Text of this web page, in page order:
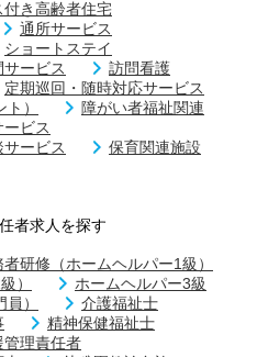
付き高齢者住宅
通所サービス
ショートステイ
サービス
訪問看護
定期巡回・随時対応サービス
）
障がい者福祉関連
ビス
サービス
保育関連施設
者求人を探す
者研修（ホームヘルパー1級）
）
ホームヘルパー3級
）
介護福祉士
精神保健福祉士
管理責任者